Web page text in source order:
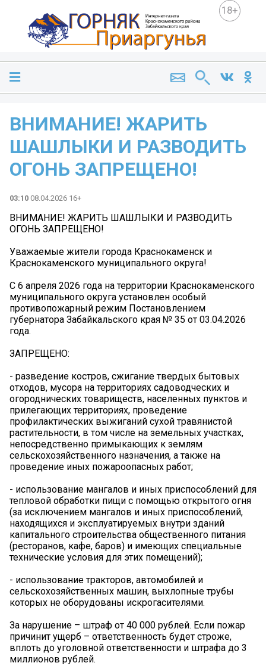
18+
ВНИМАНИЕ! ЖАРИТЬ
ШАШЛЫКИ И РАЗВОДИТЬ
ОГОНЬ ЗАПРЕЩЕНО!
03:10 08.04.2026 16+
ВНИМАНИЕ! ЖАРИТЬ ШАШЛЫКИ И РАЗВОДИТЬ
ОГОНЬ ЗАПРЕЩЕНО!
Уважаемые жители города Краснокаменск и
Краснокаменского муниципального округа!
С 6 апреля 2026 года на территории Краснокаменского
муниципального округа установлен особый
противопожарный режим Постановлением
губернатора Забайкальского края № 35 от 03.04.2026
года.
ЗАПРЕЩЕНО:
- разведение костров, сжигание твердых бытовых
отходов, мусора на территориях садоводческих и
огороднических товариществ, населенных пунктов и
прилегающих территориях, проведение
профилактических выжиганий сухой травянистой
растительности, в том числе на земельных участках,
непосредственно примыкающих к землям
сельскохозяйственного назначения, а также на
проведение иных пожароопасных работ;
- использование мангалов и иных приспособлений для
тепловой обработки пищи с помощью открытого огня
(за исключением мангалов и иных приспособлений,
находящихся и эксплуатируемых внутри зданий
капитального строительства общественного питания
(ресторанов, кафе, баров) и имеющих специальные
технические условия для этих помещений);
- использование тракторов, автомобилей и
сельскохозяйственных машин, выхлопные трубы
которых не оборудованы искрогасителями.
За нарушение – штраф от 40 000 рублей. Если пожар
причинит ущерб – ответственность будет строже,
вплоть до уголовной ответственности и штрафа до 3
миллионов рублей.